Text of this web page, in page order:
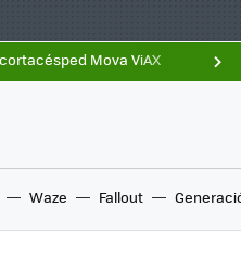
Mova ViAX
Waze Fallout